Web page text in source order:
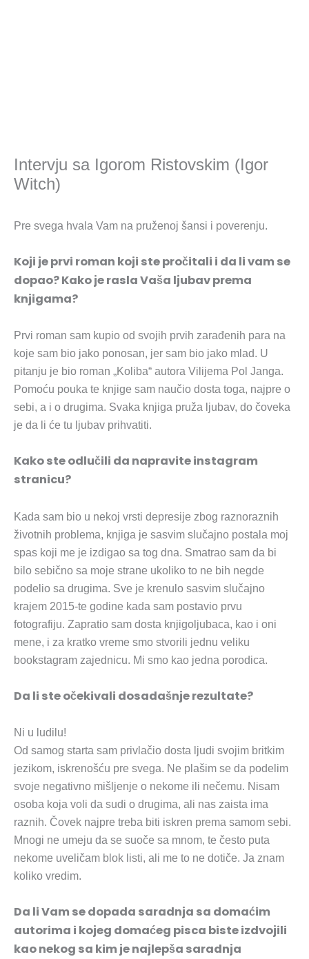
Intervju sa Igorom Ristovskim (Igor
Witch)
Pre svega hvala Vam na pruženoj šansi i poverenju.
Koji je prvi roman koji ste pročitali i da li vam se
dopao? Kako je rasla Vaša ljubav prema
knjigama?
Prvi roman sam kupio od svojih prvih zarađenih para na
koje sam bio jako ponosan, jer sam bio jako mlad. U
pitanju je bio roman „Koliba“ autora Vilijema Pol Janga.
Pomoću pouka te knjige sam naučio dosta toga, najpre o
sebi, a i o drugima. Svaka knjiga pruža ljubav, do čoveka
je da li će tu ljubav prihvatiti.
Kako ste odlučili da napravite instagram
stranicu?
Kada sam bio u nekoj vrsti depresije zbog raznoraznih
životnih problema, knjiga je sasvim slučajno postala moj
spas koji me je izdigao sa tog dna. Smatrao sam da bi
bilo sebično sa moje strane ukoliko to ne bih negde
podelio sa drugima. Sve je krenulo sasvim slučajno
krajem 2015-te godine kada sam postavio prvu
fotografiju. Zapratio sam dosta knjigoljubaca, kao i oni
mene, i za kratko vreme smo stvorili jednu veliku
bookstagram zajednicu. Mi smo kao jedna porodica.
Da li ste očekivali dosadašnje rezultate?
Ni u ludilu!
Od samog starta sam privlačio dosta ljudi svojim britkim
jezikom, iskrenošću pre svega. Ne plašim se da podelim
svoje negativno mišljenje o nekome ili nečemu. Nisam
osoba koja voli da sudi o drugima, ali nas zaista ima
raznih. Čovek najpre treba biti iskren prema samom sebi.
Mnogi ne umeju da se suoče sa mnom, te često puta
nekome uveličam blok listi, ali me to ne dotiče. Ja znam
koliko vredim.
Da li Vam se dopada saradnja sa domaćim
autorima i kojeg domaćeg pisca biste izdvojili
kao nekog sa kim je najlepša saradnja